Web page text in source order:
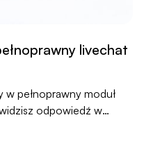
livechat
pełnoprawny moduł
odpowiedź w